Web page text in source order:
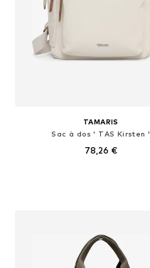
TAMARIS
Sac à dos ' TAS Kirsten '
78,26 €